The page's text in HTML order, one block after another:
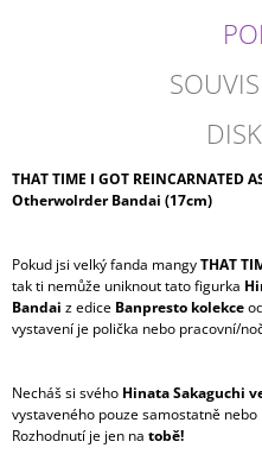
THAT TIME I GOT REINCARNATED
Otherwolrder Bandai (17cm)
Pokud jsi velký fanda mangyTHAT
tak ti nemůže uniknout tato figurka
Bandai z edice Banpresto kolekce
vystavení je polička nebo pracovní/
Necháš si svého Hinata Sakaguchi
vystaveného pouze samostatně
Rozhodnutí je jen na tobě!